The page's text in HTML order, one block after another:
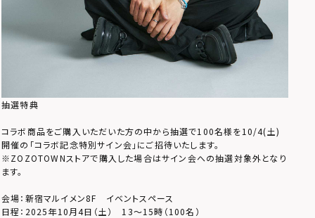
抽選特典
コラボ商品をご購入いただいた方の中から抽選で100名様を10/4(土)
開催の「コラボ記念特別サイン会」にご招待いたします。
※ZOZOTOWNストアで購入した場合はサイン会への抽選対象外となり
ます。
会場：新宿マルイメン8F イベントスペース
日程：2025年10月4日（土） 13～15時（100名）